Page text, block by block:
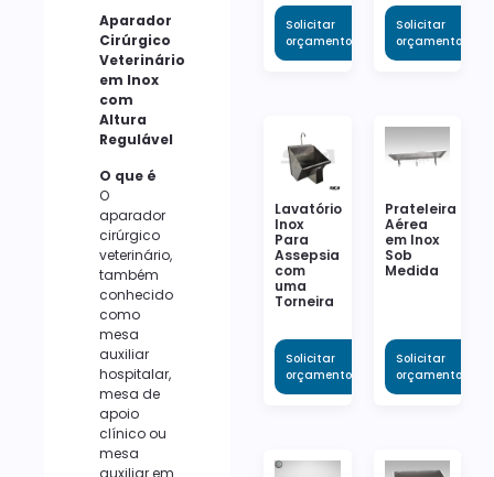
Aparador
Cirúrgico
Veterinário
em Inox
com
Altura
Regulável
O que é
O
aparador
cirúrgico
veterinário,
também
conhecido
como
mesa
auxiliar
hospitalar,
mesa de
apoio
clínico ou
mesa
auxiliar em
Solicitar
orçamento
Solicitar
orçamento
Lavatório
Inox
Para
Assepsia
com
uma
Torneira
Solicitar
orçamento
Prateleira
Aérea
em Inox
Sob
Medida
Solicitar
orçamento